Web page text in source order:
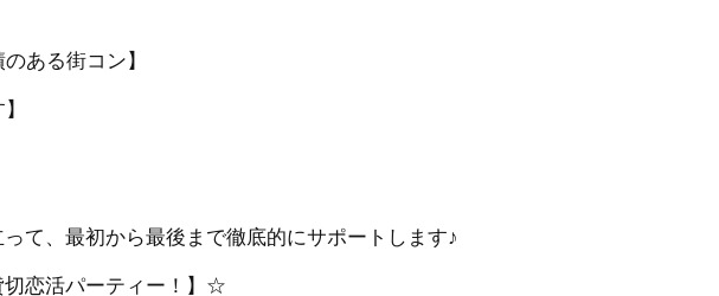
ある街コン】
て、最初から最後まで徹底的にサポートします♪
恋活パーティー！】☆